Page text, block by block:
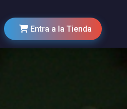
Entra a la Tienda